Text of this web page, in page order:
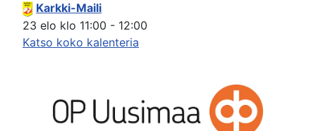
Karkki-Maili
23 elo klo 11:00 - 12:00
Katso koko kalenteria